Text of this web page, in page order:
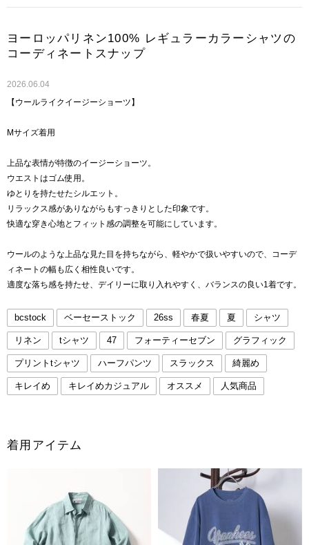
ヨーロッパリネン100% レギュラーカラーシャツの
コーディネートスナップ
2026.06.04
【ウールライクイージーショーツ】
Mサイズ着用
上品な表情が特徴のイージーショーツ。
ウエストはゴム使用。
ゆとりを持たせたシルエット。
リラックス感がありながらもすっきりとした印象です。
快適な穿き心地とフィット感の調整を可能にしています。
ウールのような上品な見た目を持ちながら、軽やかで扱いやすいので、コーデ
ィネートの幅も広く相性良いです。
適度な落ち感を持たせ、デイリーに取り入れやすく、バランスの良い1着です。
bcstock ベーセーストック 26ss 春夏 夏 シャツ
リネン tシャツ 47 フォーティーセブン グラフィック
プリントtシャツ ハーフパンツ スラックス 綺麗め
キレイめ キレイめカジュアル オススメ 人気商品
着用アイテム